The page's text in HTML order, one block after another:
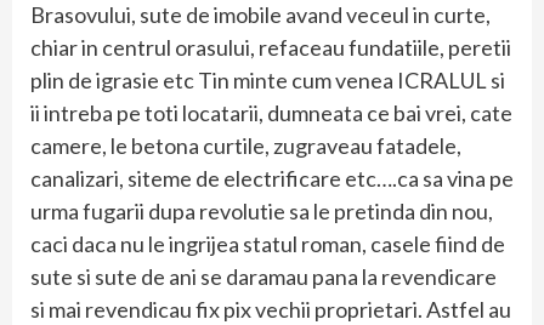
Brasovului, sute de imobile avand veceul in curte,
chiar in centrul orasului, refaceau fundatiile, peretii
plin de igrasie etc Tin minte cum venea ICRALUL si
ii intreba pe toti locatarii, dumneata ce bai vrei, cate
camere, le betona curtile, zugraveau fatadele,
canalizari, siteme de electrificare etc….ca sa vina pe
urma fugarii dupa revolutie sa le pretinda din nou,
caci daca nu le ingrijea statul roman, casele fiind de
sute si sute de ani se daramau pana la revendicare
si mai revendicau fix pix vechii proprietari. Astfel au